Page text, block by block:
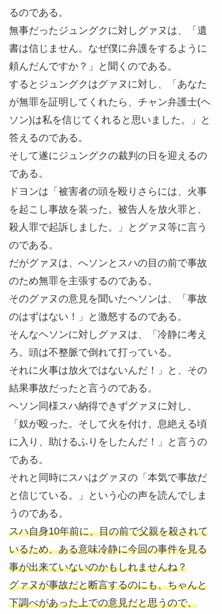
るのである。
無事だったジュングクに対しグァヌは、「遺
書は信じません。なぜ僕に弁護をするように
頼んだんですか？」と聞くのである。
するとジュングクはグァヌに対し、「あなた
が無罪を証明してくれたら、チャン弁護士(ヘ
ソン)は私を信じてくれると思いました。」と
答えるのである。
そして遂にジュングクの裁判の日を迎えるの
である。
ドヨンは「被害者の頭を殴りさらには、火事
を起こし事故を装った。被告人を放火罪と、
殺人罪で起訴しました。」とグァヌ等に言う
のである。
だがグァヌは、へソンとスハの目の前で事故
のため無罪を主張するのである。
そのグァヌの意見を聞いたヘソンは、「事故
のはずはない！」と激怒するのである。
そんなヘソンに対しグァヌは、「冷静に考え
ろ。頭は不整脈で倒れて打っている。
それに火事は放火ではないんだ！」と、その
結果事故だったと言うのである。
ヘソン同様スハ納得できずグァヌに対し、
「奴が殴った。そして火を付け、息絶える頃
に入り、助けるふりをしたんだ！」と言うの
である。
それと同時にスハはグァヌの「本気で事故だ
と信じている。」という心の声を読んでしま
うのである。
スハ自身10年前に、目の前で父親を殺されて
いるため、ある意味冷静に今回の事件を見る
事が出来ていないのかもしれませんね？
グァヌが事故だと断言するのにも、ちゃんと
下調べがあった上での意見だと思うので、